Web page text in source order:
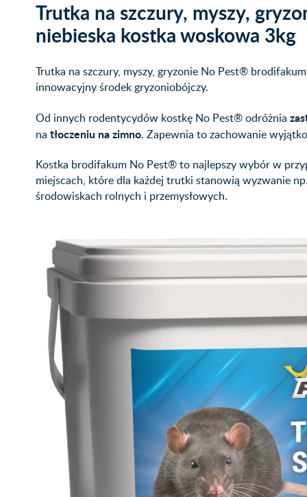
Trutka na szczury, myszy,
niebieska kostka woskowa 3kg
Trutka na szczury, myszy, gryzonie No Pest®
innowacyjny środek gryzoniobójczy.
Od innych rodentycydów kostkę No Pest® odróżnia
na tłoczeniu na zimno. Zapewnia to zachowanie
Kostka brodifakum No Pest® to najlepszy wybór w
miejscach, które dla każdej trutki stanowią wyzwanie
środowiskach rolnych i przemysłowych.